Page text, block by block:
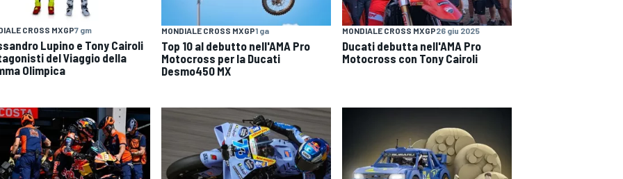
CROSS MXGP7 gm
Lupino e Tony Cairoli
del Viaggio della
Olimpica
MONDIALE CROSS MXGP1 ga
Top 10 al debutto nell'AMA Pro
Motocross per la Ducati
Desmo450 MX
MONDIALE CROSS MXGP26 giu 2025
Ducati debutta nell'AMA Pro
Motocross con Tony Cairoli